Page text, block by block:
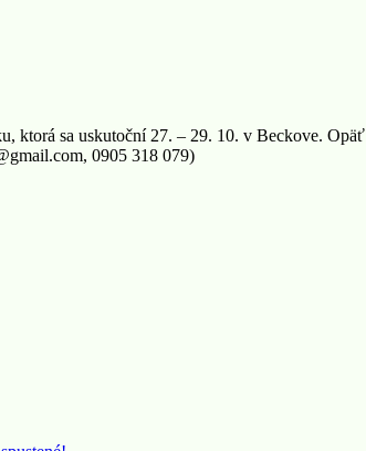
ktorá sa uskutoční 27. – 29. 10. v Beckove.
0905 318 079)